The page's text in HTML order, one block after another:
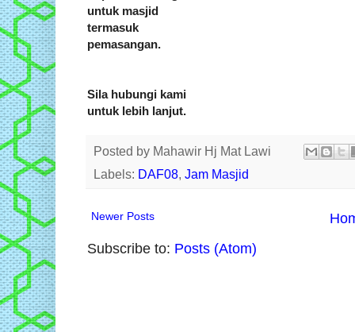
untuk masjid
termasuk
pemasangan.
Sila hubungi kami
untuk lebih lanjut.
Posted by Mahawir Hj Mat Lawi
Labels: DAF08, Jam Masjid
Newer Posts
Subscribe to: Posts (Atom)